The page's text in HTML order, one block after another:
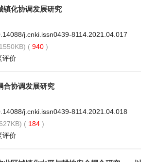
镇化协调发展研究
j.cnki.issn0439-8114.2021.04.017
( 940 )
评价
合协调发展研究
j.cnki.issn0439-8114.2021.04.018
( 184 )
评价